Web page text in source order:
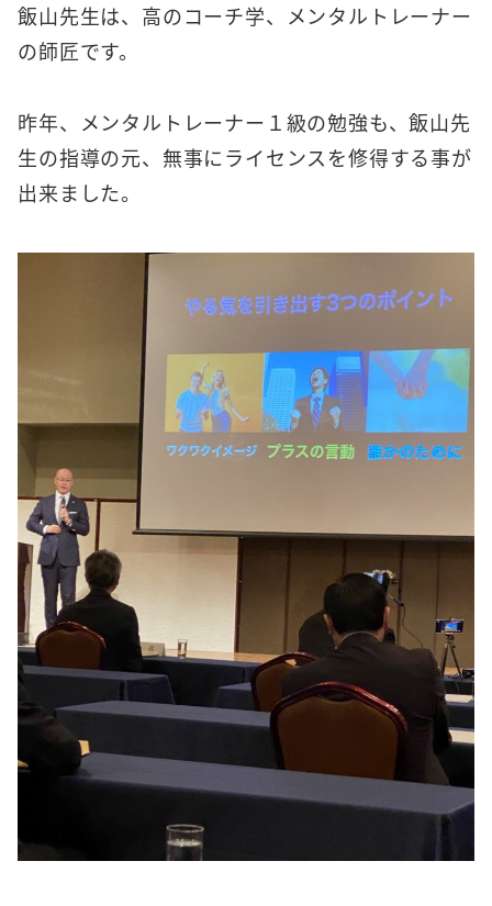
飯山先生は、高のコーチ学、メンタルトレーナー
の師匠です。
昨年、メンタルトレーナー１級の勉強も、飯山先
生の指導の元、無事にライセンスを修得する事が
出来ました。